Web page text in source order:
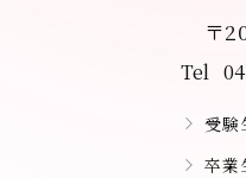
〒
Tel
受験
卒業